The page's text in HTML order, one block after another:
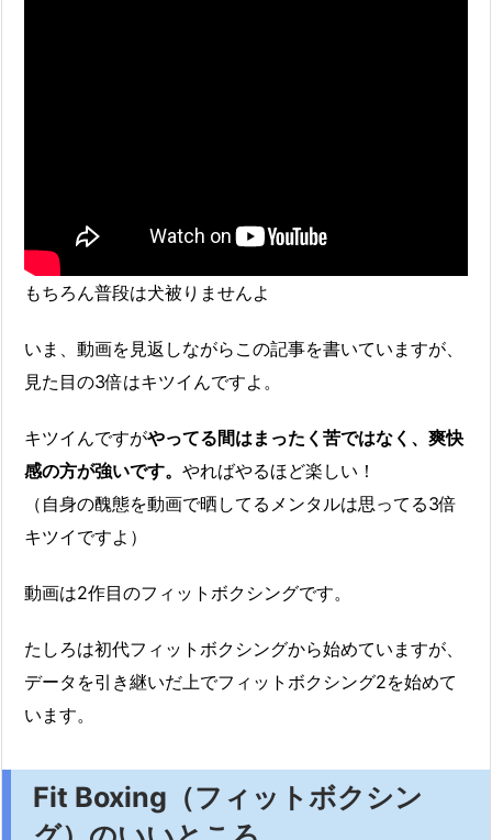
もちろん普段は犬被りませんよ
いま、動画を見返しながらこの記事を書いていますが、
見た目の3倍はキツイんですよ。
キツイんですがやってる間はまったく苦ではなく、爽快
感の方が強いです。 やればやるほど楽しい！
（自身の醜態を動画で晒してるメンタルは思ってる3倍
キツイですよ）
動画は2作目のフィットボクシングです。
たしろは初代フィットボクシングから始めていますが、
データを引き継いだ上でフィットボクシング2を始めて
います。
Fit Boxing（フィットボクシン